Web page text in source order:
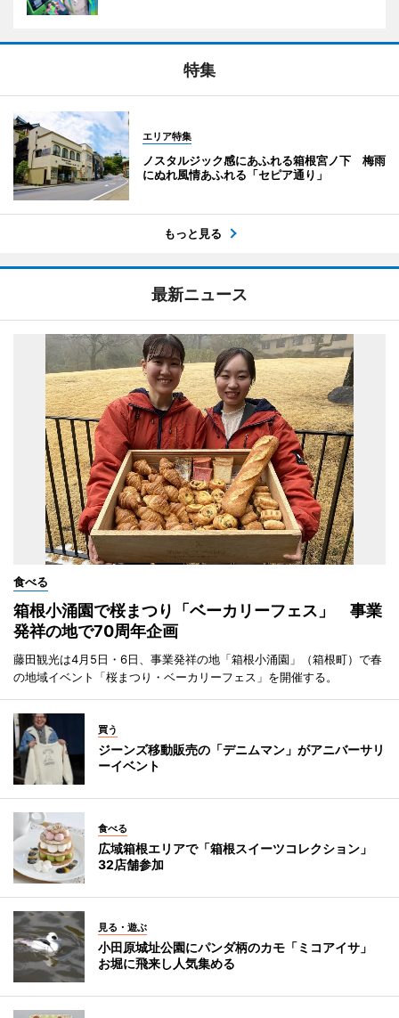
特集
エリア特集
ノスタルジック感にあふれる箱根宮ノ下 梅雨
にぬれ風情あふれる「セピア通り」
もっと見る
最新ニュース
食べる
箱根小涌園で桜まつり「ベーカリーフェス」 事業
発祥の地で70周年企画
藤田観光は4月5日・6日、事業発祥の地「箱根小涌園」（箱根町）で春
の地域イベント「桜まつり・ベーカリーフェス」を開催する。
買う
ジーンズ移動販売の「デニムマン」がアニバーサリ
ーイベント
食べる
広域箱根エリアで「箱根スイーツコレクション」
32店舗参加
見る・遊ぶ
小田原城址公園にパンダ柄のカモ「ミコアイサ」
お堀に飛来し人気集める